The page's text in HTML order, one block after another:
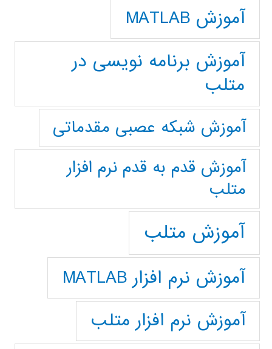
آموزش MATLAB
آموزش برنامه نویسی در
متلب
آموزش شبکه عصبی مقدماتی
آموزش قدم به قدم نرم افزار
متلب
آموزش متلب
آموزش نرم افزار MATLAB
آموزش نرم افزار متلب